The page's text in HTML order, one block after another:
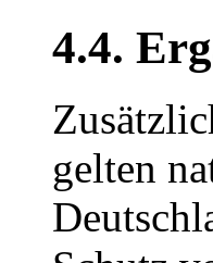
4.4.
gelten